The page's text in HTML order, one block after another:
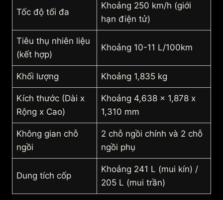
Tốc độ tối đa
Khoảng 250 km/h (giới
hạn điện tử)
Tiêu thụ nhiên liệu
(kết hợp)
Khoảng 10-11 L/100km
Khối lượng Khoảng 1,835 kg
Kích thước (Dài x
Rộng x Cao)
Khoảng 4,638 x 1,878 x
1,310 mm
Không gian chỗ
ngồi
2 chỗ ngồi chính và 2 chỗ
ngồi phụ
Dung tích cốp
Khoảng 241 L (mui kín) /
205 L (mui trần)